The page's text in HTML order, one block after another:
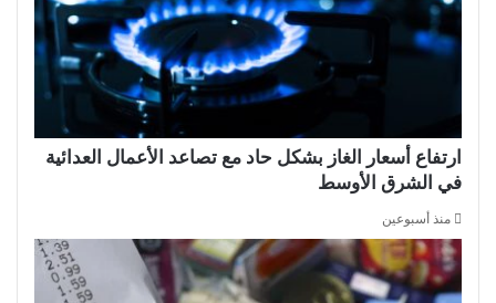
ارتفاع أسعار الغاز بشكل حاد مع تصاعد الأعمال العدائية
في الشرق الأوسط
منذ أسبوعين